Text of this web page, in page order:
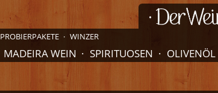
PROBIERPAKETE WINZER
MADEIRA WEIN SPIRITUOSEN OLIVENÖL